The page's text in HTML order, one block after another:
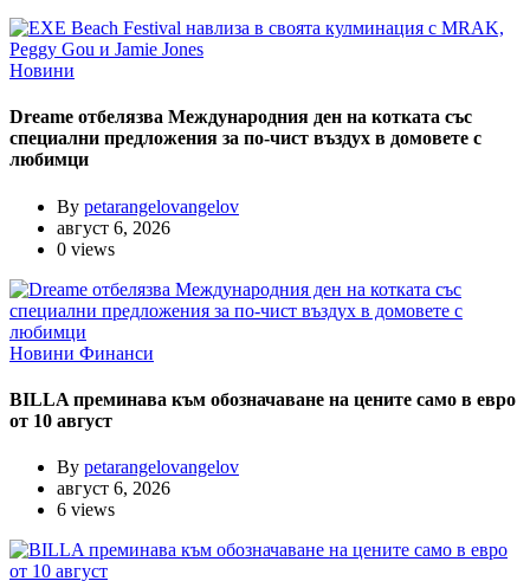
Новини
Dreame отбелязва Международния ден на котката със
специални предложения за по-чист въздух в домовете с
любимци
By petarangelovangelov
август 6, 2026
0 views
Новини Финанси
BILLA преминава към обозначаване на цените само в евро
от 10 август
By petarangelovangelov
август 6, 2026
6 views